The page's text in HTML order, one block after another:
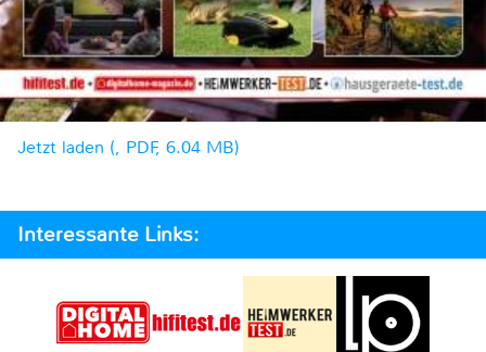
Jetzt laden (, PDF, 6.04 MB)
Interessante Links: